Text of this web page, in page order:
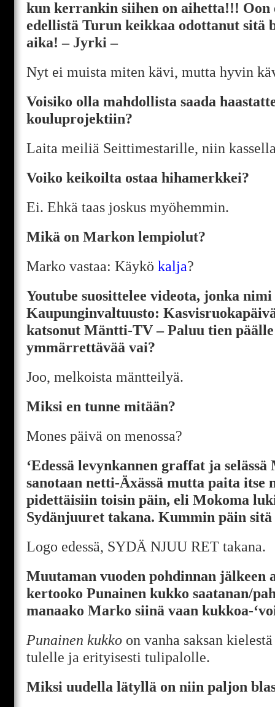
kun kerrankin siihen on aihetta!!! Oon
edellistä Turun keikkaa odottanut sitä
aika! – Jyrki –
Nyt ei muista miten kävi, mutta hyvin
Voisiko olla mahdollista saada
kouluprojektiin?
Laita meiliä Seittimestarille, niin
Voiko keikoilta ostaa hihamerkkei?
Ei. Ehkä taas joskus myöhemmin.
Mikä on Markon lempiolut?
Marko vastaa: Käykö kalja?
Youtube suosittelee videota, jonka
Kaupunginvaltuusto:
katsonut Mäntti-TV – Paluu tien
ymmärrettävää vai?
Joo, melkoista mäntteilyä.
Miksi en tunne mitään?
Mones päivä on menossa?
‘Edessä levynkannen graffat ja
sanotaan netti-Äxässä mutta paita itse
pidettäisiin toisin päin, eli Mokoma
Sydänjuuret takana. Kummin päin
Logo edessä, SYDÄ NJUU RET takana.
Muutaman vuoden pohdinnan jälkeen
kertooko Punainen kukko saatanan/
manaako Marko siinä vaan kukkoa-
Punainen kukko on vanha saksan
tulelle ja erityisesti tulipalolle.
Miksi uudella lätyllä on niin paljon